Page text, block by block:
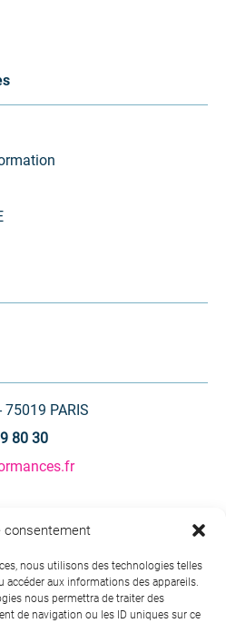
consentement
nous utilisons des technologies telles
aux informations des appareils.
nous permettra de traiter des
de navigation ou les ID uniques sur ce
PARIS
80 30